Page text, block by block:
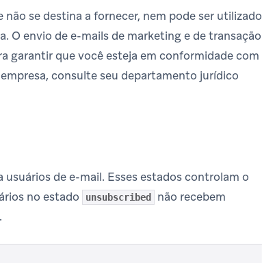
se destina a fornecer, nem pode ser utilizado
O envio de e-mails de marketing e de transação
garantir que você esteja em conformidade com
consulte seu departamento jurídico
de e-mail. Esses estados controlam o
no estado
unsubscribed
não recebem
.